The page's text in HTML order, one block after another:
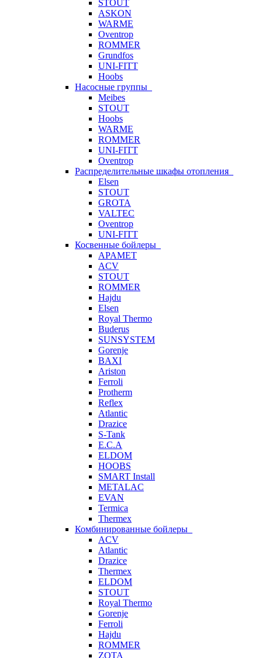
STOUT
ASKON
WARME
Oventrop
ROMMER
Grundfos
UNI-FITT
Hoobs
Насосные группы
Meibes
STOUT
Hoobs
WARME
ROMMER
UNI-FITT
Oventrop
Распределительные шкафы отопления
Elsen
STOUT
GROTA
VALTEC
Oventrop
UNI-FITT
Косвенные бойлеры
APAMET
ACV
STOUT
ROMMER
Hajdu
Elsen
Royal Thermo
Buderus
SUNSYSTEM
Gorenje
BAXI
Ariston
Ferroli
Protherm
Reflex
Atlantic
Drazice
S-Tank
E.C.A
ELDOM
HOOBS
SMART Install
METALAC
EVAN
Termica
Thermex
Комбинированные бойлеры
ACV
Atlantic
Drazice
Thermex
ELDOM
STOUT
Royal Thermo
Gorenje
Ferroli
Hajdu
ROMMER
ZOTA